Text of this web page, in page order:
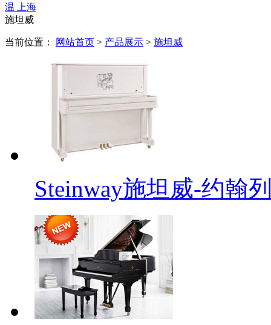
温
上海
施坦威
当前位置： 网站首页 > 产品展示 > 施坦威
Steinway施坦威-约翰